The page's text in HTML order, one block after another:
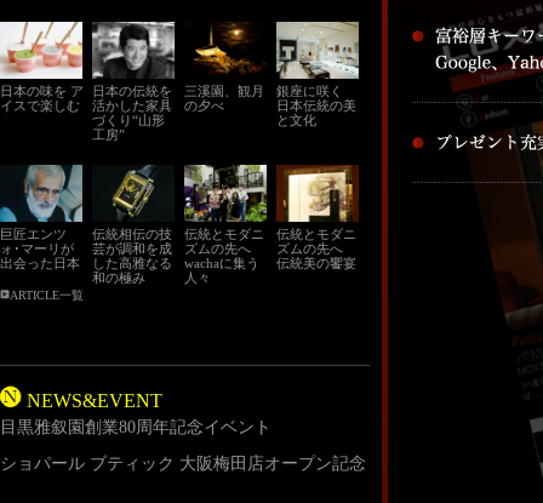
日本の味を ア
イスで楽しむ
日本の伝統を
活かした家具
づくり“山形
工房”
三溪園、観月
の夕べ
銀座に咲く
日本伝統の美
と文化
巨匠エンツ
ォ･マーリが
出会った日本
伝統相伝の技
芸が調和を成
した高雅なる
和の極み
伝統とモダニ
ズムの先へ
wachaに集う
人々
伝統とモダニ
ズムの先へ
伝統美の饗宴
ARTICLE一覧
NEWS&EVENT
目黒雅叙園創業80周年記念イベント
ショパール ブティック 大阪梅田店オープン記念